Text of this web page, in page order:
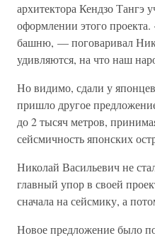
архитектора Кендзо Тангэ
оформлении этого
башню, — поговаривал
удивляются, на что наш
Но видимо, сдали у
пришло другое
до 2 тысяч метров,
сейсмичность японских
Николай Васильевич не
главный упор в своей
сначала на сейсмику, а
Новое предложение было